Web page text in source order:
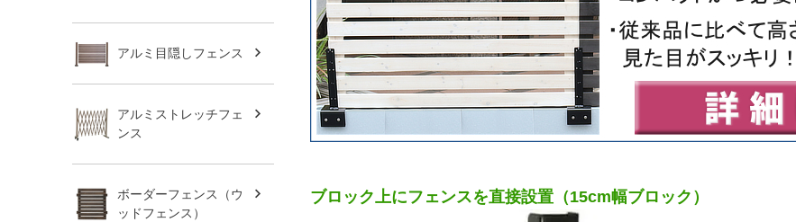
アルミ目隠しフェンス
アルミストレッチフェ
ンス
ボーダーフェンス（ウ
ッドフェンス）
ブロック上にフェンスを直接設置（15cm幅ブロック）